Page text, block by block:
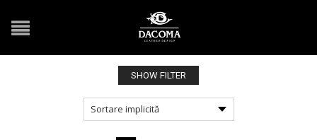
SHOW FILTER